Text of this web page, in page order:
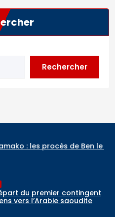
Rechercher
du Commandant
du premier contingent
vers l’Arabie saoudite